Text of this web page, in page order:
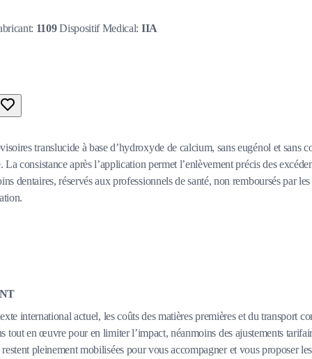
1109Dispositif Medical: IIA
translucide à base d’hydroxyde de calcium, sans eugénol et
consistance après l’application permet l’enlèvement précis des
dentaires, réservés aux professionnels de santé, non remboursés par
international actuel, les coûts des matières premières et du transport
tout en œuvre pour en limiter l’impact, néanmoins des ajustements
pleinement mobilisées pour vous accompagner et vous proposer